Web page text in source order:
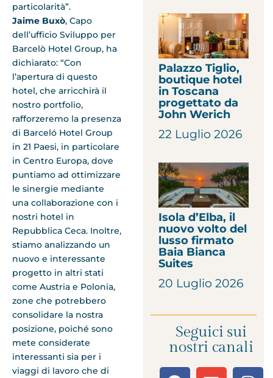
particolarità”.
Jaime Buxò, Capo
dell’ufficio Sviluppo per
Barcelò Hotel Group, ha
dichiarato: “Con
l’apertura di questo
hotel, che arricchirà il
nostro portfolio,
rafforzeremo la presenza
di Barceló Hotel Group
in 21 Paesi, in particolare
in Centro Europa, dove
puntiamo ad ottimizzare
le sinergie mediante
una collaborazione con i
nostri hotel in
Repubblica Ceca. Inoltre,
stiamo analizzando un
nuovo e interessante
progetto in altri stati
come Austria e Polonia,
zone che potrebbero
consolidare la nostra
posizione, poiché sono
mete considerate
interessanti sia per i
viaggi di lavoro che di
Palazzo Tiglio,
boutique hotel
in Toscana
progettato da
John Werich
22 Luglio 2026
Isola d’Elba, il
nuovo volto del
lusso firmato
Baia Bianca
Suites
20 Luglio 2026
Seguici sui
nostri canali